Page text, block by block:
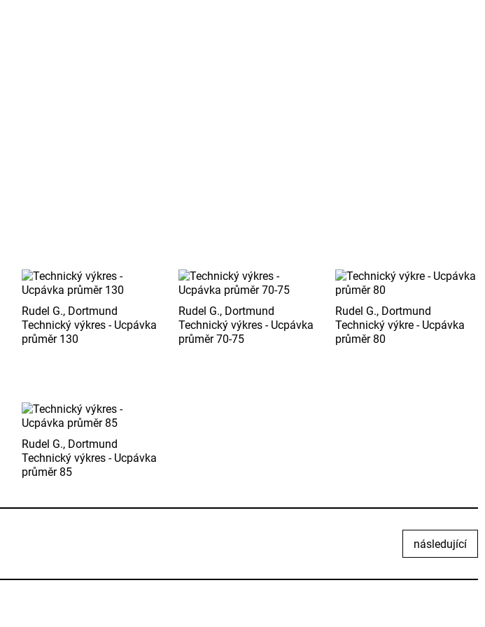
Rudel G., Dortmund
Technický výkres - Ucpávka
průměr 130
Rudel G., Dortmund
Technický výkres - Ucpávka
průměr 70-75
Rudel G., Dortmund
Technický výkre - Ucpávka
průměr 80
Rudel G., Dortmund
Technický výkres - Ucpávka
průměr 85
následující